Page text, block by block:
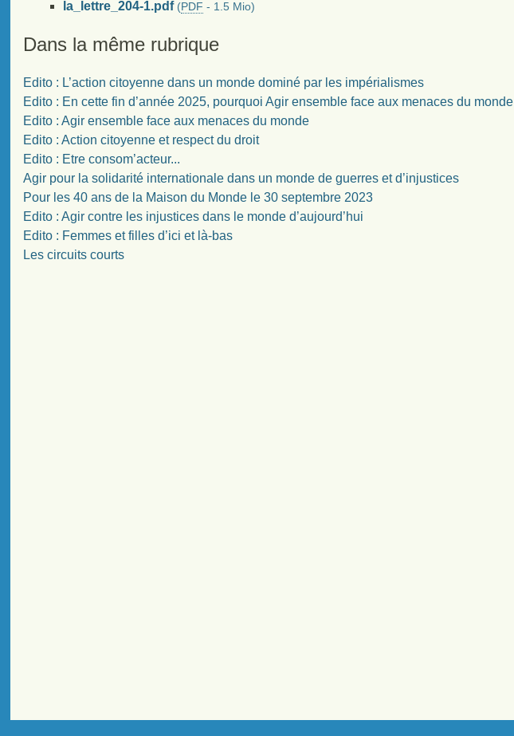
la_lettre_204-1.pdf (PDF - 1.5 Mio)
Dans la même rubrique
Edito : L’action citoyenne dans un monde dominé par les impérialismes
Edito : En cette fin d’année 2025, pourquoi Agir ensemble face aux menaces du monde
Edito : Agir ensemble face aux menaces du monde
Edito : Action citoyenne et respect du droit
Edito : Etre consom’acteur...
Agir pour la solidarité internationale dans un monde de guerres et d’injustices
Pour les 40 ans de la Maison du Monde le 30 septembre 2023
Edito : Agir contre les injustices dans le monde d’aujourd’hui
Edito : Femmes et filles d’ici et là-bas
Les circuits courts